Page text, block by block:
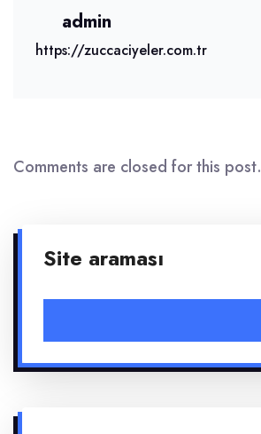
admin
https://zuccaciyeler.com.tr
Comments are closed for this post.
Site araması